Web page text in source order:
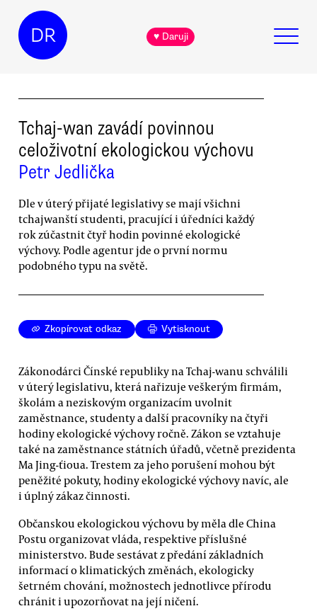
DR ♥ Daruji
Tchaj-wan zavádí povinnou
celoživotní ekologickou výchovu
Petr Jedlička
Dle v úterý přijaté legislativy se mají všichni
tchajwanští studenti, pracující i úředníci každý
rok zúčastnit čtyř hodin povinné ekologické
výchovy. Podle agentur jde o první normu
podobného typu na světě.
Zkopírovat odkaz Vytisknout
Zákonodárci Čínské republiky na Tchaj-wanu schválili
v úterý legislativu, která nařizuje veškerým firmám,
školám a neziskovým organizacím uvolnit
zaměstnance, studenty a další pracovníky na čtyři
hodiny ekologické výchovy ročně. Zákon se vztahuje
také na zaměstnance státních úřadů, včetně prezidenta
Ma Jing-ťioua. Trestem za jeho porušení mohou být
peněžité pokuty, hodiny ekologické výchovy navíc, ale
i úplný zákaz činnosti.
Občanskou ekologickou výchovu by měla dle China
Postu organizovat vláda, respektive příslušné
ministerstvo. Bude sestávat z předání základních
informací o klimatických změnách, ekologicky
šetrném chování, možnostech jednotlivce přírodu
chránit i upozorňovat na její ničení.